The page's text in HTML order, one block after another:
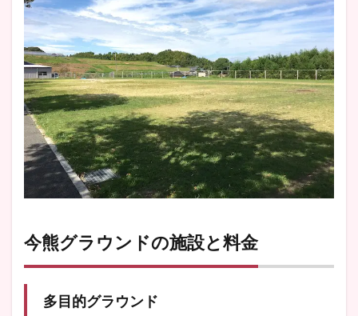
今熊グラウンドの施設と料金
多目的グラウンド